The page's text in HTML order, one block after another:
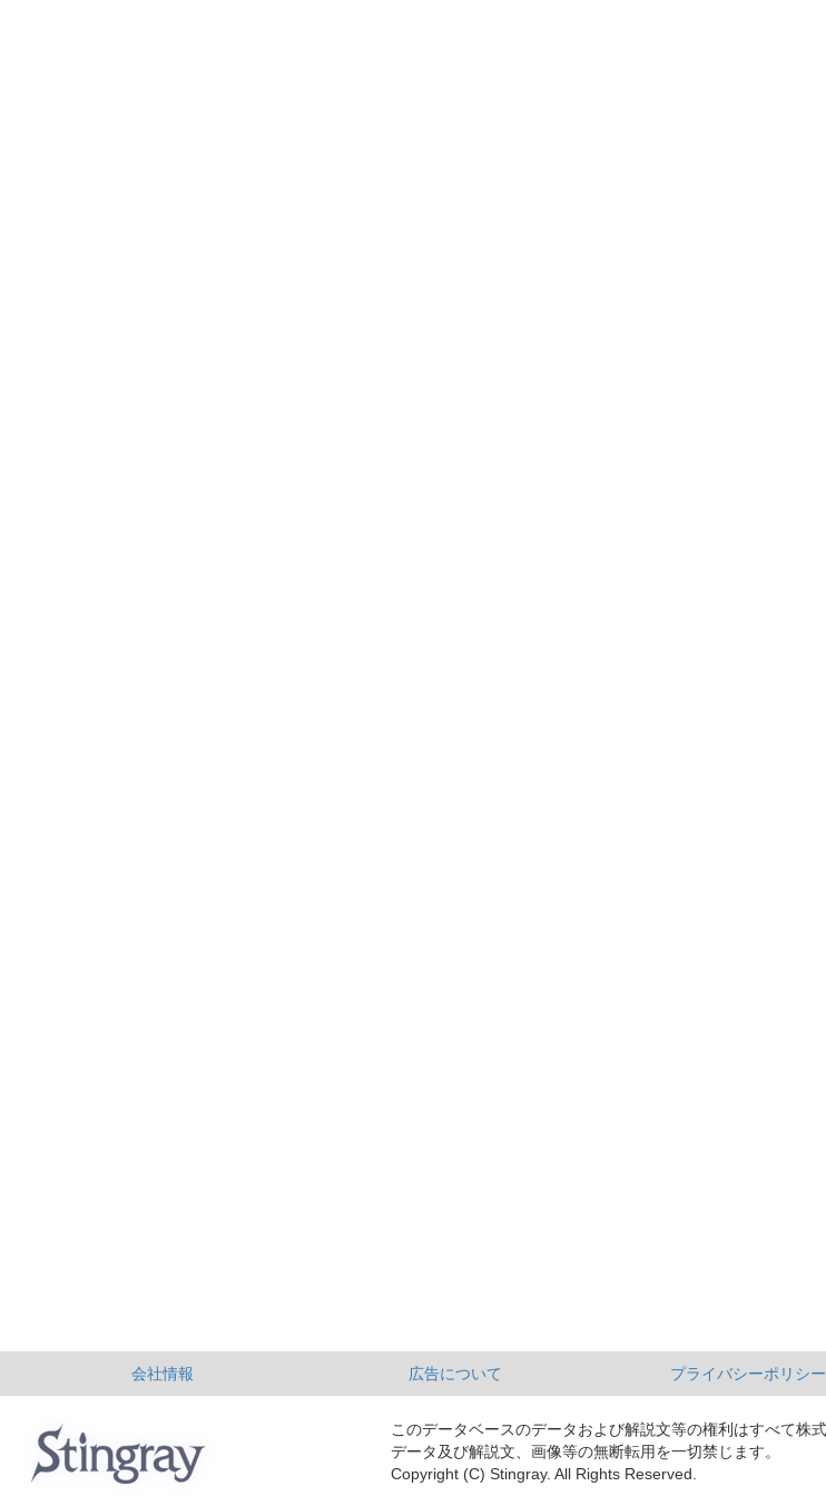
会社情報 広告について プライバシーポリシー
このデータベースのデータおよび解説文等の権利はすべて株
データ及び解説文、画像等の無断転用を一切禁じます。
Copyright (C) Stingray. All Rights Reserved.